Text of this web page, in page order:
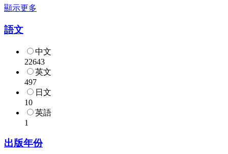
顯示更多
語文
中文
22643
英文
497
日文
10
英語
1
出版年份